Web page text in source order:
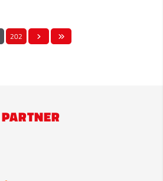
202
PARTNER